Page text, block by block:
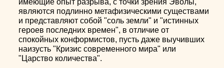
имеющие опыт разрыва, с точки зрения Эволы,
являются подлинно метафизическими существами
и представляют собой "соль земли" и "истинных
героев последних времен", в отличие от
спокойных конформистов, пусть даже выучивших
наизусть "Кризис современного мира" или
"Царство количества".